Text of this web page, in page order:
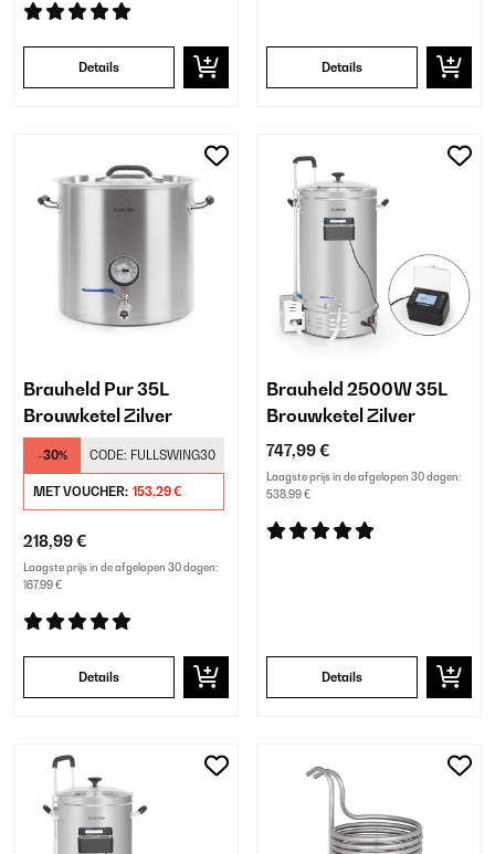
Details Details
Brauheld Pur 35L
Brouwketel Zilver
-30% CODE: FULLSWING30
MET VOUCHER: 153,29 €
218,99 €
Laagste prijs in de afgelopen 30 dagen:
167,99 €
Details
Brauheld 2500W 35L
Brouwketel Zilver
747,99 €
Laagste prijs in de afgelopen 30 dagen:
538,99 €
Details